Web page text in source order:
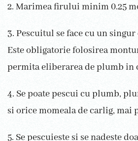
2. Marimea firului minim 0.25
3. Pescuitul se face cu un
Este obligatorie folosirea
permita eliberarea de plumb in
4. Se poate pescui cu plumb,
si orice momeala de carlig, mai
5. Se pescuieste si se nadeste